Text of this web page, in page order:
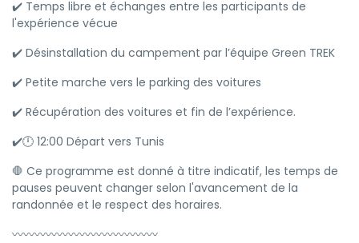
✔️ Temps libre et échanges entre les participants de
l'expérience vécue
✔️ Désinstallation du campement par l’équipe Green TREK
✔️ Petite marche vers le parking des voitures
✔️ Récupération des voitures et fin de l’expérience.
✔️🕛 12:00 Départ vers Tunis
🛑 Ce programme est donné à titre indicatif, les temps de
pauses peuvent changer selon l'avancement de la
randonnée et le respect des horaires.
〰️〰️〰️〰️〰️〰️〰️〰️〰️〰️〰️〰️〰️